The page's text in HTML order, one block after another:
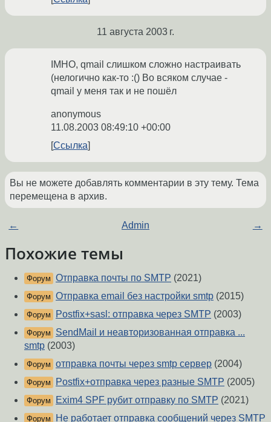
11 августа 2003 г.
IMHO, qmail слишком сложно настраивать
(нелогично как-то :() Во всяком случае -
qmail у меня так и не пошёл
anonymous
11.08.2003 08:49:10 +00:00
Ссылка
Вы не можете добавлять комментарии в эту тему. Тема
перемещена в архив.
← Admin →
Похожие темы
Форум Отправка почты по SMTP (2021)
Форум Отправка email без настройки smtp (2015)
Форум Postfix+sasl: отправка через SMTP (2003)
Форум
SendMail и неавторизованная отправка ...
smtp (2003)
Форум отправка почты через smtp сервер (2004)
Форум Postfix+отправка через разные SMTP (2005)
Форум Exim4 SPF рубит отправку по SMTP (2021)
Форум Не работает отправка сообщений через SMTP